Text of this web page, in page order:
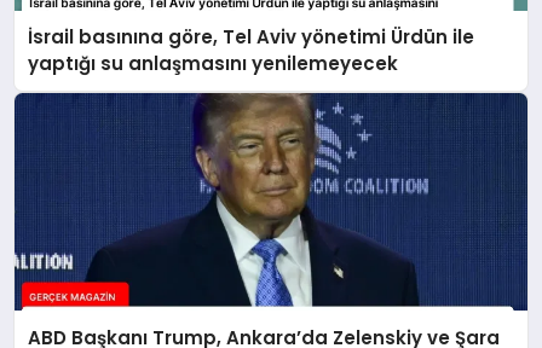
İsrail basınına göre, Tel Aviv yönetimi Ürdün ile
yaptığı su anlaşmasını yenilemeyecek
ABD Başkanı Trump, Ankara’da Zelenskiy ve Şara